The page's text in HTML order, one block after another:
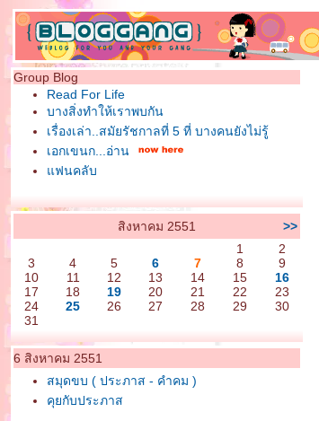
Group Blog
Read For Life
บางสิ่งทำให้เราพบกัน
เรื่องเล่า..สมัยรัชกาลที่ 5 ที่ บางคนยังไม่รู้
เอกเขนก...อ่าน
ฟนคลับ
สิงหาคม 2551
>>
1
2
3
4 5 6 7 8
9
10
11 12 13 14 15
16
17
18 19 20 21 22
23
24
25 26 27 28 29
30
31
6 สิงหาคม 2551
สมุดขบ ( ประภาส - คำคม )
คุยกับประภาส